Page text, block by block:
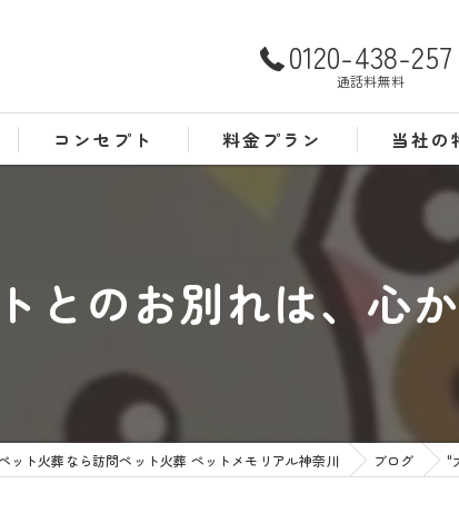
0120-438-257
通話料無料
コンセプト 料金プラン 当社の
猫
訪問
とのお別れは、心
ット火葬なら訪問ペット火葬 ペットメモリアル神奈川 ブログ "